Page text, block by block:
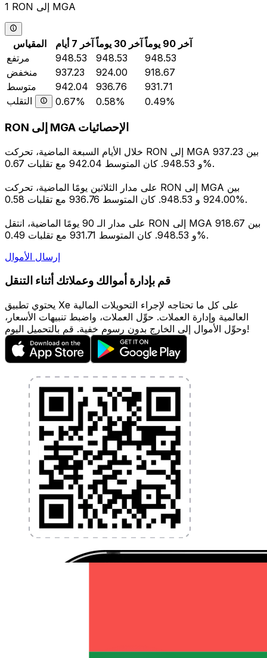
1 RON إلى MGA
المقياس آخر 7 أيام آخر 30 يوماً
آخر 90 يوماً
مرتفع
948.53 948.53
948.53
منخفض
937.23 924.00
918.67
متوسط
942.04 936.76
931.71
التقلب
0.67% 0.58% 0.49%
RON إلى MGA الإحصائيات
خلال الأيام السبعة الماضية، تحركت RON إلى MGA بين 937.23
و 948.53. كان المتوسط 942.04 مع تقلبات 0.67%.
على مدار الثلاثين يومًا الماضية، تحركت RON إلى MGA بين
924.00 و 948.53. كان المتوسط 936.76 مع تقلبات 0.58%.
على مدار الـ 90 يومًا الماضية، انتقل RON إلى MGA بين 918.67
و 948.53. كان المتوسط 931.71 مع تقلبات 0.49%.
إرسال الأموال
قم بإدارة أموالك وعملاتك أثناء التنقل
يحتوي تطبيق Xe على كل ما تحتاجه لإجراء التحويلات المالية
العالمية وإدارة العملات. حوِّل العملات، واضبط تنبيهات الأسعار،
وحوِّل الأموال إلى الخارج بدون رسوم خفية. قم بالتحميل اليوم!